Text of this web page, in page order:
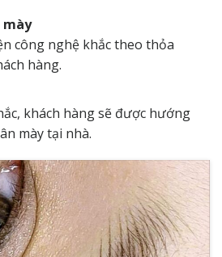
mày
công nghệ khắc theo thỏa
hàng.
khách hàng sẽ được hướng
mày tại nhà.